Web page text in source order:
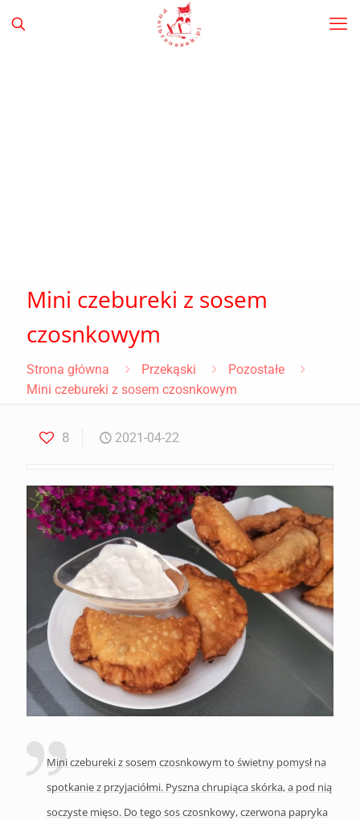
Mini czebureki z sosem
czosnkowym
Strona główna Przekąski
Pozostałe
Mini czebureki z sosem czosnkowym
8 2021-04-22
Mini czebureki z sosem czosnkowym to świetny pomysł na
spotkanie z przyjaciółmi. Pyszna chrupiąca skórka, a pod nią
soczyste mięso. Do tego sos czosnkowy, czerwona papryka